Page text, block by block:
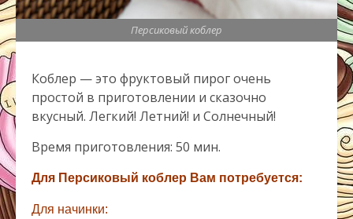
Персиковый коблер
Коблер — это фруктовый пирог очень
простой в приготовлении и сказочно
вкусный. Легкий! Летний! и Солнечный!
Время приготовления: 50 мин.
Для Персиковый коблер Вам потребуется:
Для начинки: